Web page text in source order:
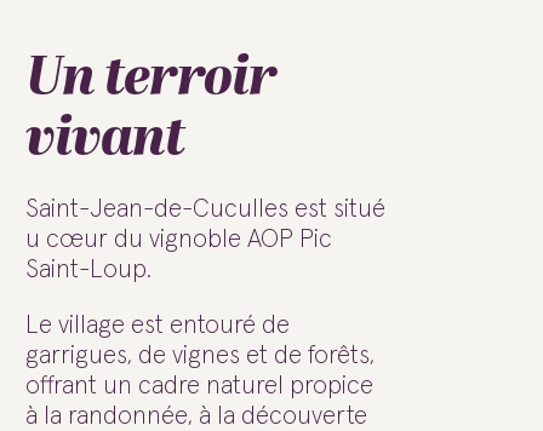
Un terroir
vivant
Saint-Jean-de-Cuculles est situé
u cœur du vignoble AOP Pic
Saint-Loup.
Le village est entouré de
garrigues, de vignes et de forêts,
offrant un cadre naturel propice
à la randonnée, à la découverte